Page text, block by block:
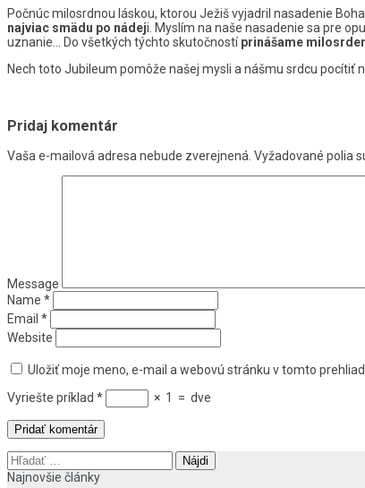
Počnúc milosrdnou láskou, ktorou Ježiš vyjadril nasadenie
najviac smädu po nádeji. Myslím na naše nasadenie sa pre
uznanie… Do všetkých týchto skutočnostíprinášame
Nech toto Jubileum pomôže našej mysli a nášmu srdcu pocítiť
Pridaj komentár
Vaša e-mailová adresa nebude zverejnená. Vyžadované polia
Message
Name *
Email *
Website
Uložiť moje meno, e-mail a webovú stránku v tomto
Vyriešte príklad * × 1 = dve
Hľadať:
Najnovšie články